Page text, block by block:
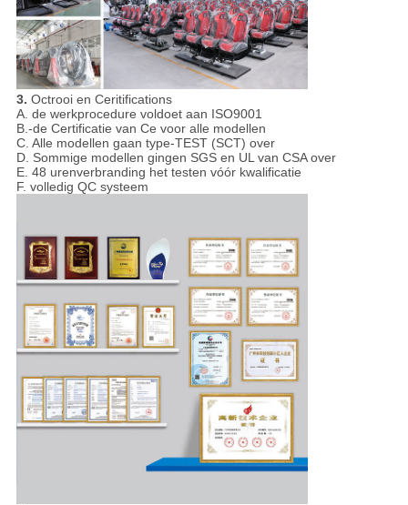
3. Octrooi en Ceritifications
A. de werkprocedure voldoet aan ISO9001
B.-de Certificatie van Ce voor alle modellen
C. Alle modellen gaan type-TEST (SCT) over
D. Sommige modellen gingen SGS en UL van CSA over
E. 48 urenverbranding het testen vóór kwalificatie
F. volledig QC systeem